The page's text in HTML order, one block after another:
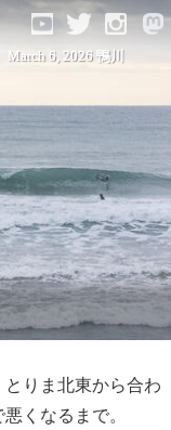
March 6, 2026 鴨川
りま北東から合わ
くなるまで。